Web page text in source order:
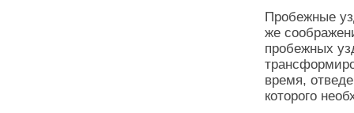
Пробежные
же
пробежных
время,
которого